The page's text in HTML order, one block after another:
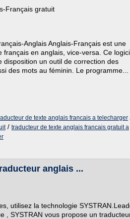
Français gratuit
Anglais Anglais-Français est une
en anglais, vice-versa. Ce
un outil de correction des
des mots au féminin. Le programme...
de texte anglais francais a telecharger
/ traducteur de texte anglais francais gratuit a
anglais ...
utilisez la technologie
, SYSTRAN vous propose un